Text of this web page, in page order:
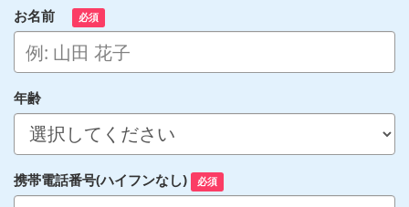
お名前 必須
年齢
携帯電話番号(ハイフンなし) 必須